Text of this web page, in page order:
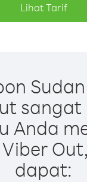
Lihat Tarif
sangat
Anda
dapat: